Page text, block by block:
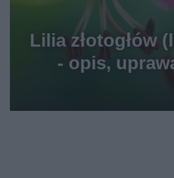
Lilia złotogłów
- opis,